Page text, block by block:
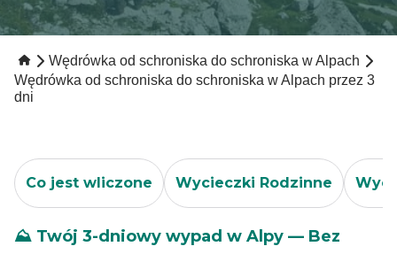
Wędrówka od schroniska do schroniska w Alpach
Wędrówka od schroniska do schroniska w Alpach przez 3
dni
Co jest wliczone Wycieczki Rodzinne
⛰️ Twój 3-dniowy wypad w Alpy — Bez